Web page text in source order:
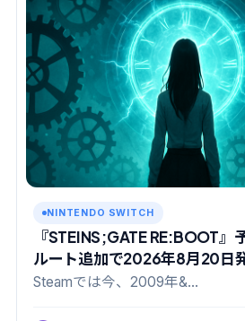
NINTENDO SWITCH
『STEINS;GATE RE:BOOT』
ルート追加で2026年8月20日
Steamでは今、2009年&…